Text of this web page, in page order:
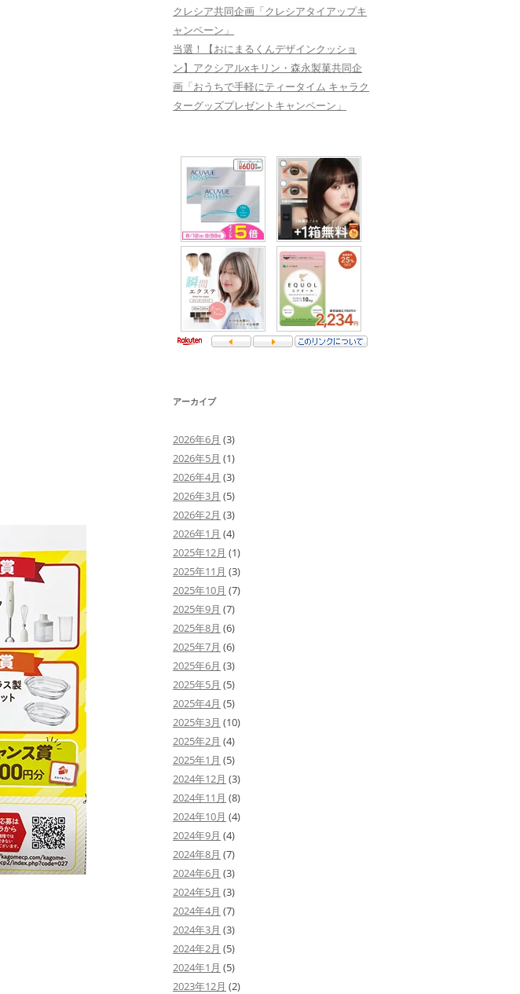
クレシア共同企画「クレシアタイアップキ
ャンペーン」
当選！【おにまるくんデザインクッショ
ン】アクシアルxキリン・森永製菓共同企
画「おうちで手軽にティータイム キャラク
ターグッズプレゼントキャンペーン」
アーカイブ
2026年6月 (3)
2026年5月 (1)
2026年4月 (3)
2026年3月 (5)
2026年2月 (3)
2026年1月 (4)
2025年12月 (1)
2025年11月 (3)
2025年10月 (7)
2025年9月 (7)
2025年8月 (6)
2025年7月 (6)
2025年6月 (3)
2025年5月 (5)
2025年4月 (5)
2025年3月 (10)
2025年2月 (4)
2025年1月 (5)
2024年12月 (3)
2024年11月 (8)
2024年10月 (4)
2024年9月 (4)
2024年8月 (7)
2024年6月 (3)
2024年5月 (3)
2024年4月 (7)
2024年3月 (3)
2024年2月 (5)
2024年1月 (5)
2023年12月 (2)